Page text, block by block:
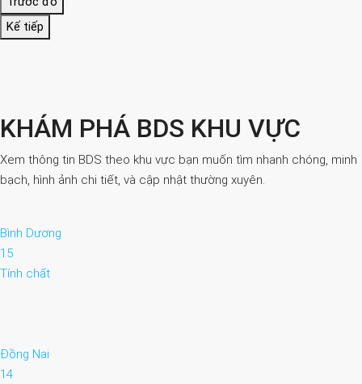
Kế tiếp
KHÁM PHÁ BDS KHU VỰC
Xem thông tin BDS theo khu vực bạn muốn tìm nhanh chóng, minh
bạch, hình ảnh chi tiết, và cập nhật thường xuyên.
Bình Dương
15
Tính chất
Đồng Nai
14